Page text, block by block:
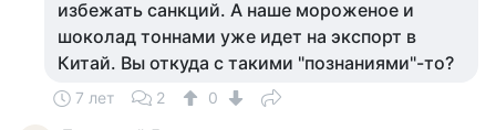
избежать санкций. А наше мороженое и
шоколад тоннами уже идет на экспорт в
Китай. Вы откуда с такими "познаниями"-то?
7 лет 2 0